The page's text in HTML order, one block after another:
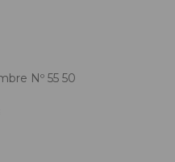
Nº 55 50